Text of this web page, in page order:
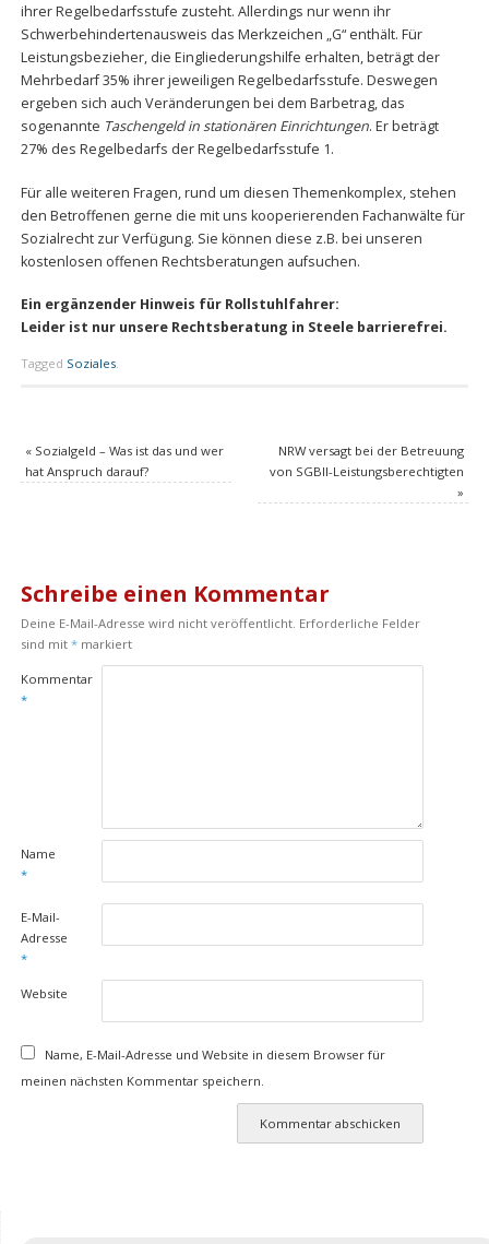
ihrer Regelbedarfsstufe zusteht. Allerdings nur wenn ihr
Schwerbehindertenausweis das Merkzeichen „G“ enthält. Für
Leistungsbezieher, die Eingliederungshilfe erhalten, beträgt der
Mehrbedarf 35% ihrer jeweiligen Regelbedarfsstufe. Deswegen
ergeben sich auch Veränderungen bei dem Barbetrag, das
sogenannte Taschengeld in stationären Einrichtungen. Er beträgt
27% des Regelbedarfs der Regelbedarfsstufe 1.
Für alle weiteren Fragen, rund um diesen Themenkomplex, stehen
den Betroffenen gerne die mit uns kooperierenden Fachanwälte für
Sozialrecht zur Verfügung. Sie können diese z.B. bei unseren
kostenlosen offenen Rechtsberatungen aufsuchen.
Ein ergänzender Hinweis für Rollstuhlfahrer:
Leider ist nur unsere Rechtsberatung in Steele barrierefrei.
Tagged Soziales.
«Sozialgeld – Was ist das und wer
hat Anspruch darauf?
NRW versagt bei der Betreuung
von SGBII-Leistungsberechtigten
»
Schreibe einen Kommentar
Deine E-Mail-Adresse wird nicht veröffentlicht. Erforderliche Felder
sind mit *markiert
Kommentar
*
Name
*
E-Mail-
Adresse
*
Website
Name, E-Mail-Adresse und Website in diesem Browser für
meinen nächsten Kommentar speichern.